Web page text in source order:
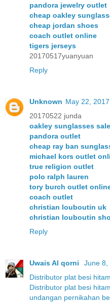
pandora jewelry outlet
cheap oakley
cheap jordan shoes
coach outlet online
tigers jerseys
20170517yuanyuan
Reply
Unknown May 22,
20170522 junda
oakley sunglasses sale
pandora outlet
cheap ray ban
michael kors outlet
true religion outlet
polo ralph lauren
tory burch outlet
coach outlet
christian louboutin uk
christian louboutin
Reply
Uwais Al qorni
June 8,
Distributor plat besi hitam
Distributor plat besi hitam
undangan pernikahan